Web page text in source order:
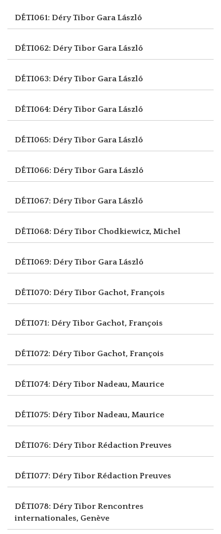
DÉTI061: Déry Tibor Gara László
DÉTI062: Déry Tibor Gara László
DÉTI063: Déry Tibor Gara László
DÉTI064: Déry Tibor Gara László
DÉTI065: Déry Tibor Gara László
DÉTI066: Déry Tibor Gara László
DÉTI067: Déry Tibor Gara László
DÉTI068: Déry Tibor Chodkiewicz, Michel
DÉTI069: Déry Tibor Gara László
DÉTI070: Déry Tibor Gachot, François
DÉTI071: Déry Tibor Gachot, François
DÉTI072: Déry Tibor Gachot, François
DÉTI074: Déry Tibor Nadeau, Maurice
DÉTI075: Déry Tibor Nadeau, Maurice
DÉTI076: Déry Tibor Rédaction Preuves
DÉTI077: Déry Tibor Rédaction Preuves
DÉTI078: Déry Tibor Rencontres
internationales, Genève